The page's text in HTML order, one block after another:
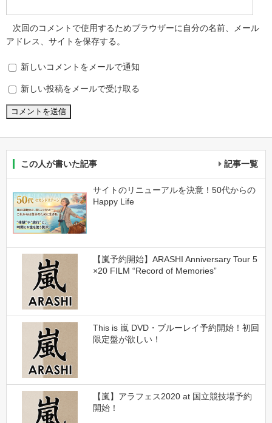
次回のコメントで使用するためブラウザーに自分の名前、メール
アドレス、サイトを保存する。
新しいコメントをメールで通知
新しい投稿をメールで受け取る
この人が書いた記事 記事一覧
サイトのリニューアルを決意！50代からの
Happy Life
【嵐予約開始】ARASHI Anniversary Tour 5
×20 FILM “Record of Memories”
This is 嵐 DVD・ブルーレイ予約開始！初回
限定盤が欲しい！
【嵐】アラフェス2020 at 国立競技場予約
開始！